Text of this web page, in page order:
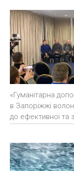
«Гуманітарна
в Запоріжжі
до ефективної та